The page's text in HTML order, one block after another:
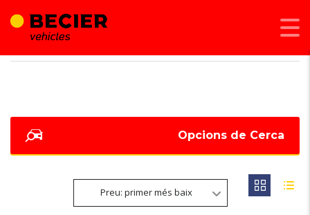
Opcions de Cerca
Preu: primer més baix